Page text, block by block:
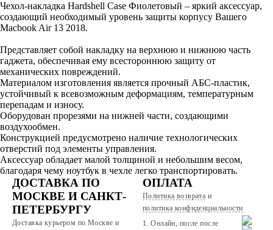
Чехол-накладка Hardshell Case Фиолетовый – яркий аксессуар,
создающий необходимый уровень защиты корпусу Вашего
Macbook Air 13 2018.
Представляет собой накладку на верхнюю и нижнюю часть
гаджета, обеспечивая ему всестороннюю защиту от
механических повреждений.
Материалом изготовления является прочный АБС-пластик,
устойчивый к всевозможным деформациям, температурным
перепадам и износу.
Оборудован прорезями на нижней части, создающими
воздухообмен.
Конструкцией предусмотрено наличие технологических
отверстий под элементы управления.
Аксессуар обладает малой толщиной и небольшим весом,
благодаря чему ноутбук в чехле легко транспортировать.
ДОСТАВКА ПО
МОСКВЕ И САНКТ-
ПЕТЕРБУРГУ
Доставка курьером по Москве и
ОПЛАТА
Политика возврата и
политика конфиденциальности
1. Онлайн, после после